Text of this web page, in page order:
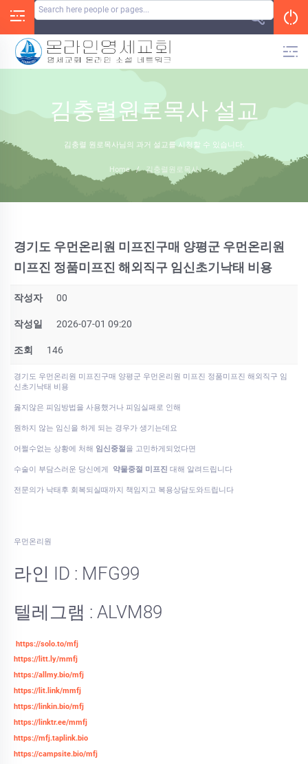
김충렬원로목사 설교
김충렬 원로목사님의 과거 설교를 시청할 수 있습니다.
Home / 김충렬원로목사
경기도 우먼온리원 미프진구매 양평군 우먼온리원
미프진 정품미프진 해외직구 임신초기낙­태 비용
작성자 00
작성일 2026-07-01 09:20
조회 146
경기도 우먼온리원 미프진구매 양평군 우먼온리원 미프진 정품미프진 해외직구 임
신초기낙­태 비용
옳지않은 피임방법을 사용했거나 피임실패로 인해
원하지 않는 임신을 하게 되는 경우가 생기는데요
어쩔수없는 상황에 처해 임신중절을 고민하게되었다면
수술이 부담스러운 당신에게 약물중절 미프진 대해 알려드립니다
전문의가 낙태후 회복되실때까지 책임지고 복용상담도와드립니다
우먼온리원
라인 ID : MFG99
텔레그램 : ALVM89
https://solo.to/mfj
https://litt.ly/mmfj
https://allmy.bio/mfj
https://lit.link/mmfj
https://linkin.bio/mfj
https://linktr.ee/mmfj
https://mfj.taplink.bio
https://campsite.bio/mfj